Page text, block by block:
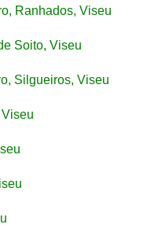
Ranhados, Viseu
Soito, Viseu
Silgueiros, Viseu